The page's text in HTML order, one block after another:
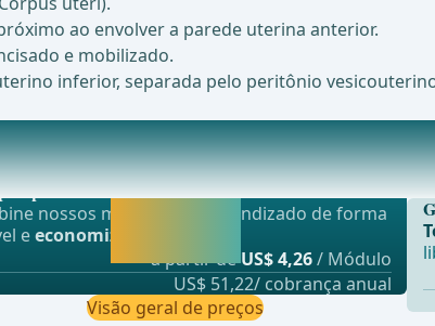
ao envolver a parede uterina anterior.
e mobilizado.
inferior, separada pelo peritônio
&#xF3;rg&#xE3;o oco e muscular no corpo
mais popular
- Sparflex
nossos módulos de aprendizado de forma
eeconomize até 50%
a partir deUS$ 4,26/ Módulo
US$ 51,22/ cobrança anual
Visão geral de preços